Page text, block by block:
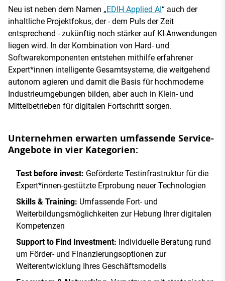
Neu ist neben dem Namen „EDIH Applied AI“ auch der
inhaltliche Projektfokus, der - dem Puls der Zeit
entsprechend - zukünftig noch stärker auf KI-Anwendungen
liegen wird. In der Kombination von Hard- und
Softwarekomponenten entstehen mithilfe erfahrener
Expert*innen intelligente Gesamtsysteme, die weitgehend
autonom agieren und damit die Basis für hochmoderne
Industrieumgebungen bilden, aber auch in Klein- und
Mittelbetrieben für digitalen Fortschritt sorgen.
Unternehmen erwarten umfassende Service-
Angebote in vier Kategorien:
Test before invest: Geförderte Testinfrastruktur für die
Expert*innen-gestützte Erprobung neuer Technologien
Skills & Training: Umfassende Fort- und
Weiterbildungsmöglichkeiten zur Hebung Ihrer digitalen
Kompetenzen
Support to Find Investment: Individuelle Beratung rund
um Förder- und Finanzierungsoptionen zur
Weiterentwicklung Ihres Geschäftsmodells